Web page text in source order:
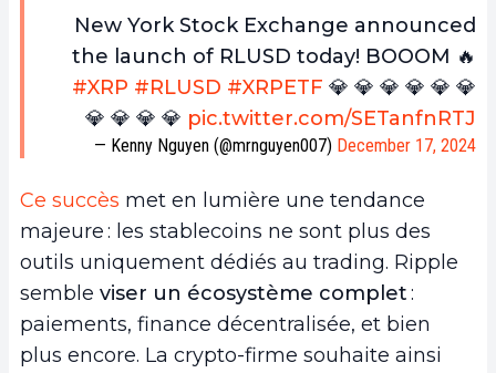
New York Stock Exchange announced
the launch of RLUSD today! BOOOM 🔥
#XRP #RLUSD #XRPETF 💎 💎 💎 💎 💎 💎
💎 💎 💎 💎 pic.twitter.com/SETanfnRTJ
— Kenny Nguyen (@mrnguyen007) December 17, 2024
Ce succès met en lumière une tendance
majeure : les stablecoins ne sont plus des
outils uniquement dédiés au trading. Ripple
semble viser un écosystème complet:
paiements, finance décentralisée, et bien
plus encore. La crypto-firme souhaite ainsi